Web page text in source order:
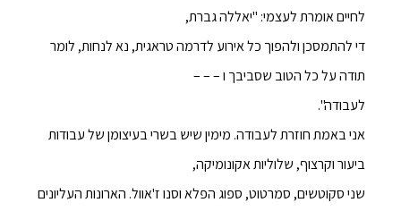
לחיים אומרת לעצמי: "יאללה גברת,
די להתמסכן ולהפוך כל אירוע לדרמה טראגית, נא לנחות, לומר
תודה על כל הטוב שסביבך ו – – –
לעבודה".
אני באמת חוזרת לעבודה. מימין שיש בשרי בעיצומן של עבודות
ביעור וקרצוף, שלוליות אקונומיקה,
שני סקוטשים, סמרטוט, ספוג הפלא וסנו ז'אוול. הארונות העליונים